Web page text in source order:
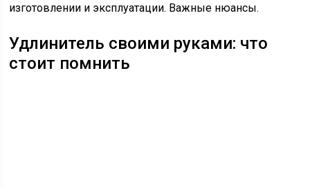
изготовлении и эксплуатации. Важные нюансы.
Удлинитель своими руками: что
стоит помнить